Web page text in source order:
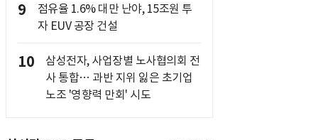
9
점유율 1.6% 대만 난야, 15조원 투
자 EUV 공장 건설
10
삼성전자, 사업장별 노사협의회 전
사 통합… 과반 지위 잃은 초기업
노조 '영향력 만회' 시도